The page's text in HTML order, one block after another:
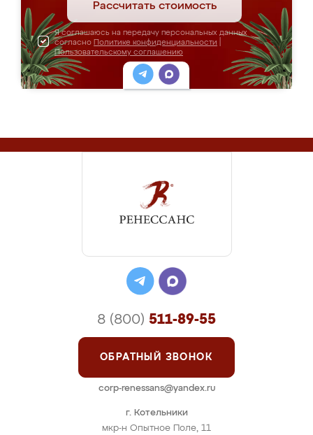
Рассчитать стоимость
Я соглашаюсь на передачу персональных данных
согласно Политике конфиденциальности
Пользовательскому соглашению
г. Котельники
мкр-н Опытное Поле, 11
8 (800) 511-89-55
ОБРАТНЫЙ ЗВОНОК
corp-renessans@yandex.ru